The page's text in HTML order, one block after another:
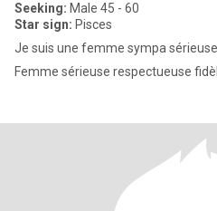
Seeking: Male 45 - 60
Star sign: Pisces
Je suis une femme sympa
Femme sérieuse respectueuse